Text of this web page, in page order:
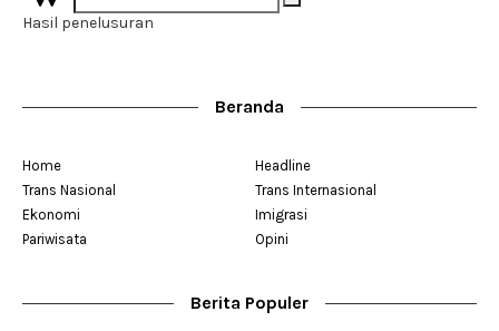
Hasil penelusuran
Beranda
Home
Headline
Trans Nasional
Trans Internasional
Ekonomi
Imigrasi
Pariwisata
Opini
Berita Populer